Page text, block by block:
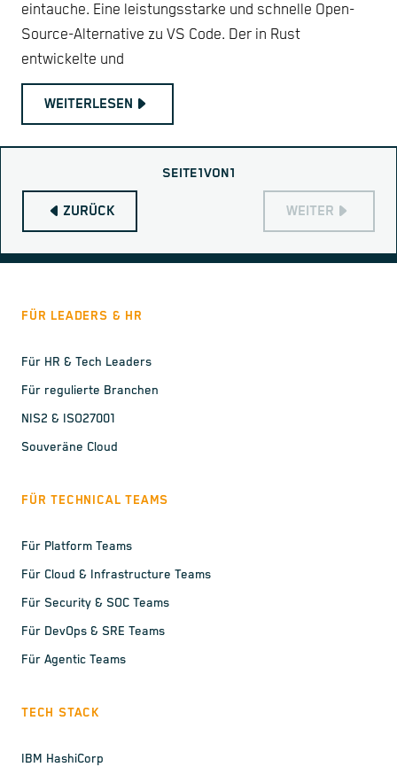
eintauche. Eine leistungsstarke und schnelle Open-
Source-Alternative zu VS Code. Der in Rust
entwickelte und
WEITERLESEN
ZURÜCK
SEITE1VON1
WEITER
FÜR LEADERS & HR
Für HR & Tech Leaders
Für regulierte Branchen
NIS2 & ISO27001
Souveräne Cloud
FÜR TECHNICAL TEAMS
Für Platform Teams
Für Cloud & Infrastructure Teams
Für Security & SOC Teams
Für DevOps & SRE Teams
Für Agentic Teams
TECH STACK
IBM HashiCorp